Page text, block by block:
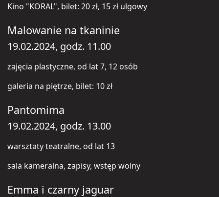
Kino "KORAL", bilet: 20 zł, 15 zł ulgowy
Malowanie na tkaninie
19.02.2024, godz. 11.00
zajęcia plastyczne, od lat 7, 12 osób
galeria na piętrze, bilet: 10 zł
Pantomima
19.02.2024, godz. 13.00
warsztaty teatralne, od lat 13
sala kameralna, zapisy, wstęp wolny
Emma i czarny jaguar